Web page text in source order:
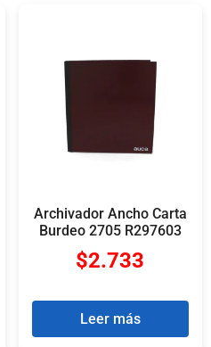
Archivador Ancho Carta
Burdeo 2705 R297603
$2.733
Leer más